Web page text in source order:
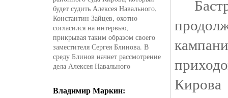
будет судить Алексея Навального,
Константин Зайцев, охотно
согласился на интервью,
прикрывая таким образом своего
заместителя Сергея Блинова. В
среду Блинов начнет рассмотрение
дела Алексея Навального
Владимир Маркин: